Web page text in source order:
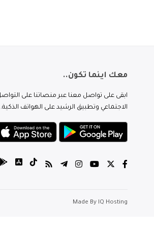
معك اينما تكون..
ابقى على تواصل معنا عبر منصاتنا على
الاجتماعي وتطبيق الرشيد على الهواتف الذكية.
Made By IQ Hosting